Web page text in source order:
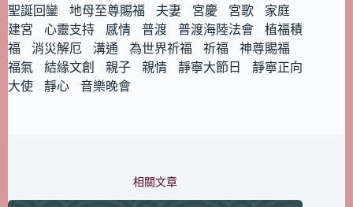
聖誕回鑾
地母至尊賜福 夫妻 宮慶 宮歌
家庭
建宮
心靈支持 感情 普渡 普渡海陸法會
植福積
福
消災解厄 溝通 為世界祈福 祈福
神尊賜福
福氣
結緣文創 親子 親情 靜寧大節日
靜寧正向
大使
靜心 音樂晚會
相關文章